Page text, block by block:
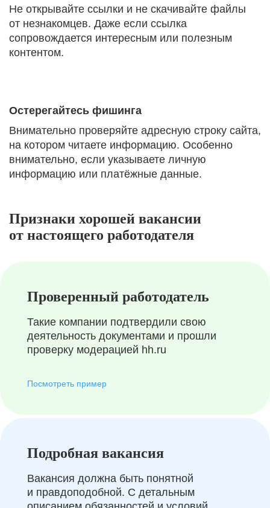
Не открывайте ссылки и не скачивайте файлы
от незнакомцев. Даже если ссылка
сопровождается интересным или полезным
контентом.
Остерегайтесь фишинга
Внимательно проверяйте адресную строку сайта,
на котором читаете информацию. Особенно
внимательно, если указываете личную
информацию или платёжные данные.
Признаки хорошей вакансии
от настоящего работодателя
Проверенный работодатель
Такие компании подтвердили свою
деятельность документами и прошли
проверку модерацией hh.ru
Посмотреть пример
Подробная вакансия
Вакансия должна быть понятной
и правдоподобной. С детальным